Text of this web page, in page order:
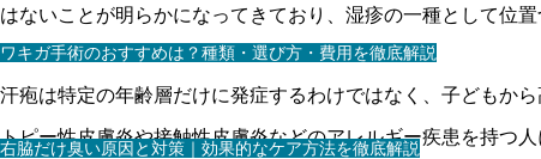
ワキガ手術のおすすめは？種類・選び方・費用を徹底解説
右脇だけ臭い原因と対策｜効果的なケア方法を徹底解説
はないことが明らかになってきており、湿疹の一種として位
汗疱は特定の年齢層だけに発症するわけではなく、子どもか
トピー性皮膚炎や接触性皮膚炎などのアレルギー疾患を持つ